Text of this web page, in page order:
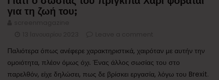
για τη ζωή του;
Παλιότερα όπως ανέφερε χαρακτηριστικά, χαιρόταν με αυτήν την
ομοιότητα, πλέον όμως όχι. Ένας άλλος σωσίας του στο
παρελθόν, είχε δηλώσει, πως δε βρίσκει εργασία, λόγω του Brexit.